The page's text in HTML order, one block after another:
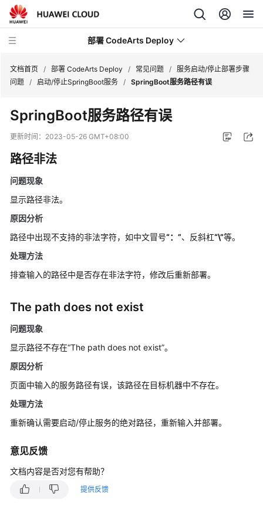
部署 CodeArts Deploy
新
动
能
总
产
品
介
绍
快
入
门
用
户
南
佳
践
文档首页 / 部署 CodeArts Deploy / 常见问题 / 服务启动/停止部署步骤
问题 / 启动/停止SpringBoot服务 / SpringBoot服务路径有误
SpringBoot服务路径有误
更新时间： 2023-05-26 GMT+08:00
路径非法
问题现象
显示路径非法。
原因分析
路径中出现不支持的非法字符，如中文冒号“：”、反斜杠“\”等。
处理方法
排查输入的路径中是否存在非法字符，修改后重新部署。
The path does not exist
问题现象
显示路径不存在“The path does not exist”。
原因分析
页面中输入的服务路径有误，该路径在目标机器中不存在。
处理方法
重新确认需要启动/停止服务的绝对路径，重新输入并部署。
意见反馈
文档内容是否对您有帮助？
提供反馈